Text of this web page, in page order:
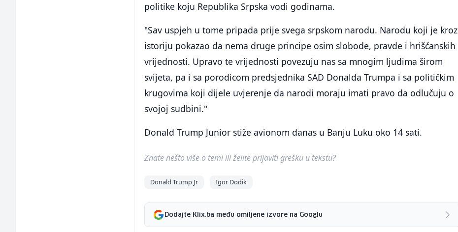
politike koju Republika Srpska vodi godinama.
"Sav uspjeh u tome pripada prije svega srpskom narodu. Narodu koji je kroz
istoriju pokazao da nema druge principe osim slobode, pravde i hrišćanskih
vrijednosti. Upravo te vrijednosti povezuju nas sa mnogim ljudima širom
svijeta, pa i sa porodicom predsjednika SAD Donalda Trumpa i sa političkim
krugovima koji dijele uvjerenje da narodi moraju imati pravo da odlučuju o
svojoj sudbini."
Donald Trump Junior stiže avionom danas u Banju Luku oko 14 sati.
Znate nešto više o temi ili želite prijaviti grešku u tekstu?
Donald Trump Jr Igor Dodik
Dodajte Klix.ba među omiljene izvore na Googlu